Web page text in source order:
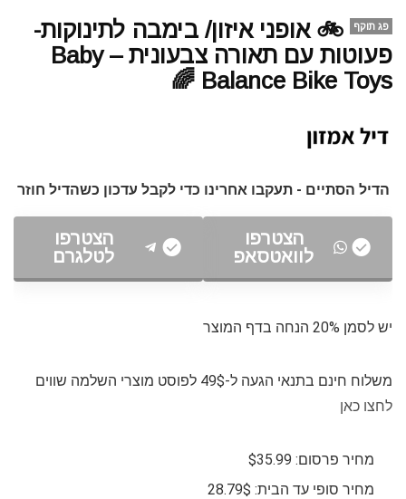
פג תוקף
🚲 אופני איזון/ בימבה לתינוקות-
פעוטות עם תאורה צבעונית – Baby
Balance Bike Toys 🌈
הדיל הסתיים - תעקבו אחרינו כדי לקבל עדכון כשהדיל חוזר
הצטרפו
לוואטסאפ
הצטרפו
לטלגרם
יש לסמן 20% הנחה בדף המוצר
משלוח חינם בתנאי הגעה ל-49$ לפוסט מוצרי השלמה שווים
לחצו כאן
מחיר פרסום: $35.99
מחיר סופי עד הבית: 28.79$